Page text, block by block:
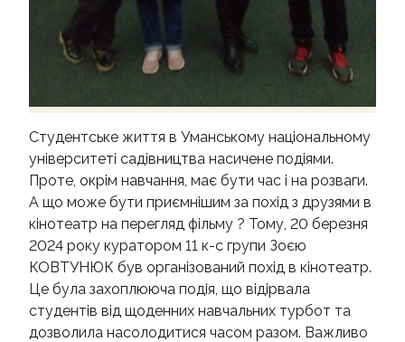
Студентське життя в Уманському національному
університеті садівництва насичене подіями.
Проте, окрім навчання, має бути час і на розваги.
А що може бути приємнішим за похід з друзями в
кінотеатр на перегляд фільму ? Тому, 20 березня
2024 року куратором 11 к-с групи Зоєю
КОВТУНЮК був організований похід в кінотеатр.
Це була захоплююча подія, що відірвала
студентів від щоденних навчальних турбот та
дозволила насолодитися часом разом. Важливо